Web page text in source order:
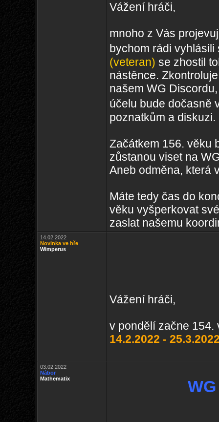
Vážení hráči,
mnoho z Vás
bychom rádi
(veteran) se zhostil
nástěnce.
našem WG
účelu bude dočasně
poznatkům a diskuzi.
Začátkem 156. věku
zůstanou viset na
Aneb odměna, která
Máte tedy čas do
věku vyšperkovat
zaslat našemu
14.02.2022
Novinka ve hře
Wimperus
Vážení hráči,
v pondělí začne 154.
14.2.2022 -
03.02.2022
Nábor
Mathematix